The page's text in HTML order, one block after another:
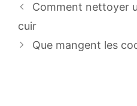
Navigation
des
Comment nettoyer
cuir
Que mangent les